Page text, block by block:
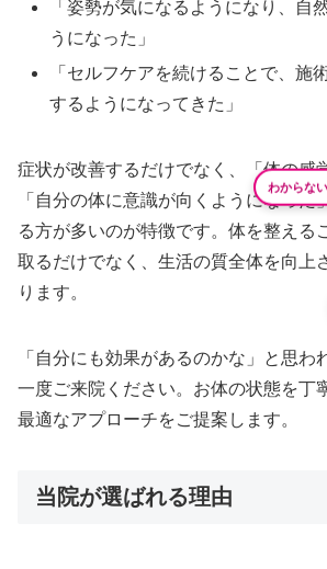
「姿勢が気になるようになり、自
うになった」
「セルフケアを続けることで、施
するようになってきた」
症状が改善するだけでなく、「体の感
「自分の体に意識が向くようになった
る方が多いのが特徴です。体を整える
取るだけでなく、生活の質全体を向上
ります。
「自分にも効果があるのかな」と思わ
一度ご来院ください。お体の状態を丁
最適なアプローチをご提案します。
当院が選ばれる理由
わからな